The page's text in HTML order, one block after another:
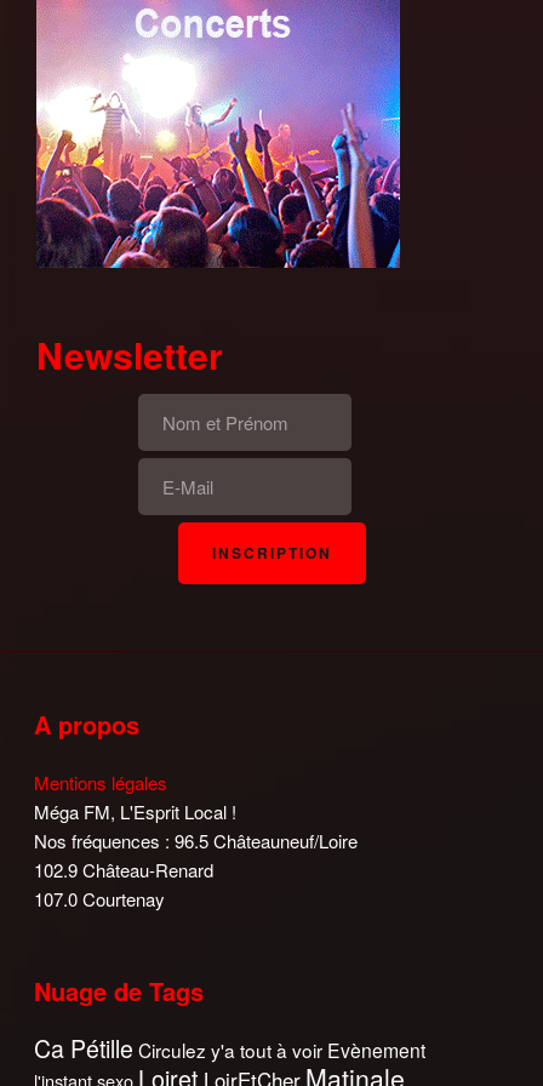
Newsletter
A propos
Mentions légales
Méga FM, L'Esprit Local !
Nos fréquences : 96.5 Châteauneuf/Loire
102.9 Château-Renard
107.0 Courtenay
Nuage de Tags
Ca Pétille Circulez y'a tout à voir Evènement
l'instant sexo Loiret LoirEtCher Matinale